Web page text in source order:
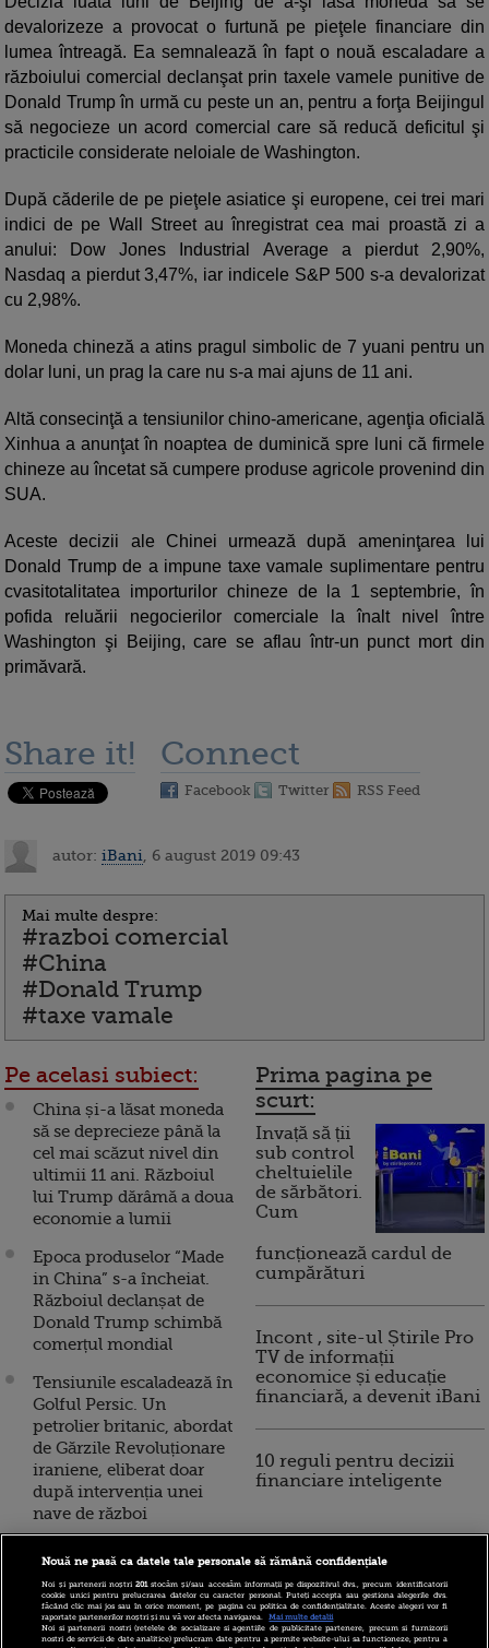
devalorizeze a provocat o furtună pe pieţele financiare din
lumea întreagă. Ea semnalează în fapt o nouă escaladare a
războiului comercial declanşat prin taxele vamele punitive de
Donald Trump în urmă cu peste un an, pentru a forţa Beijingul
să negocieze un acord comercial care să reducă deficitul şi
practicile considerate neloiale de Washington.
După căderile de pe pieţele asiatice şi europene, cei trei mari
indici de pe Wall Street au înregistrat cea mai proastă zi a
anului: Dow Jones Industrial Average a pierdut 2,90%,
Nasdaq a pierdut 3,47%, iar indicele S&P 500 s-a devalorizat
cu 2,98%.
Moneda chineză a atins pragul simbolic de 7 yuani pentru un
dolar luni, un prag la care nu s-a mai ajuns de 11 ani.
Altă consecinţă a tensiunilor chino-americane, agenţia oficială
Xinhua a anunţat în noaptea de duminică spre luni că firmele
chineze au încetat să cumpere produse agricole provenind din
SUA.
Aceste decizii ale Chinei urmează după ameninţarea lui
Donald Trump de a impune taxe vamale suplimentare pentru
cvasitotalitatea importurilor chineze de la 1 septembrie, în
pofida reluării negocierilor comerciale la înalt nivel între
Washington şi Beijing, care se aflau într-un punct mort din
primăvară.
Share it! Connect
Facebook Twitter RSS Feed
autor: iBani , 6 august 2019 09:43
Mai multe despre:
#razboi comercial
#China
#Donald Trump
#taxe vamale
Pe acelasi subiect:
China și-a lăsat moneda
să se deprecieze până la
cel mai scăzut nivel din
ultimii 11 ani. Războiul
lui Trump dărâmă a doua
economie a lumii
Epoca produselor “Made
in China” s-a încheiat.
Războiul declanșat de
Donald Trump schimbă
comerțul mondial
Tensiunile escaladează în
Golful Persic. Un
petrolier britanic, abordat
de Gărzile Revoluționare
iraniene, eliberat doar
după intervenția unei
nave de război
România, între
vulnerabile la un război
comercial. Cum ne
afectează conflictul
Prima pagina pe
scurt:
Invață să ții
sub control
cheltuielile
de sărbători.
Cum
funcționează cardul de
cumpărături
Incont , site-ul Știrile Pro
TV de informații
economice și educație
financiară, a devenit iBani
10 reguli pentru decizii
financiare inteligente
Nouă ne pasă ca datele tale personale să rămână confidențiale
Noi și partenerii noștri201stocăm și/sau accesăm informații pe dispozitivul dvs., precum identificatorii
cookie unici pentru prelucrarea datelor cu caracter personal. Puteți accepta sau gestiona alegerile dvs.
făcând clic mai jos sau în orice moment, pe pagina cu politica de confidențialitate. Aceste alegeri vor fi
raportate partenerilor noștri și nu vă vor afecta navigarea.
Mai multe detalii
Noi si partenerii nostri (retelele de socializare si agentiile de publicitate partenere, precum si furnizorii
nostri de servicii de date analitice) prelucram date pentru a permite website-ului sa functioneze, pentru a